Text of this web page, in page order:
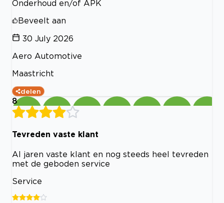
Onderhoud en/of APK
Beveelt aan
30 July 2026
Aero Automotive
Maastricht
delen
8
Tevreden vaste klant
Al jaren vaste klant en nog steeds heel tevreden
met de geboden service
Service